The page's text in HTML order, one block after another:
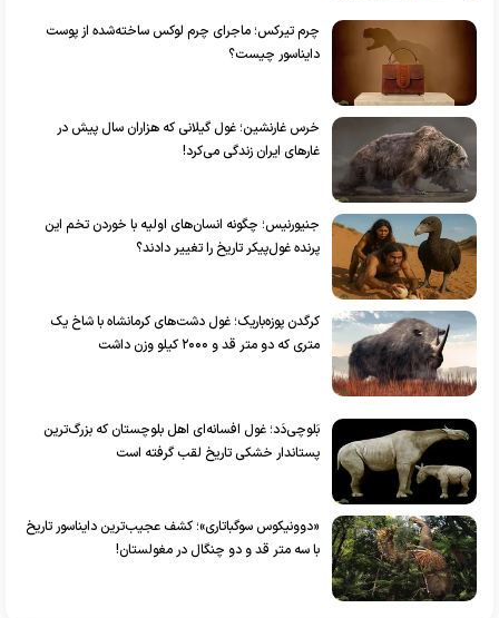
چرم تیرکس؛ ماجرای چرم لوکس ساخته‌شده از پوست
دایناسور چیست؟
خرس غارنشین؛ غول گیلانی که هزاران سال پیش در
غارهای ایران زندگی می‌کرد!
جنیورنیس؛ چگونه انسان‌های اولیه با خوردن تخم این
پرنده غول‌پیکر تاریخ را تغییر دادند؟
کرگدن پوزه‌باریک؛ غول دشت‌های کرمانشاه با شاخ‌ یک
متری که دو متر قد و ۲۰۰۰ کیلو وزن داشت
بَلوچی‌دَد؛ غول افسانه‌ای اهل بلوچستان که بزرگ‌ترین
پستاندار خشکی‌ تاریخ لقب گرفته است
«دوونیکوس سوگباتاری»؛ کشف عجیب‌ترین دایناسور تاریخ
با سه متر قد و دو چنگال در مغولستان!